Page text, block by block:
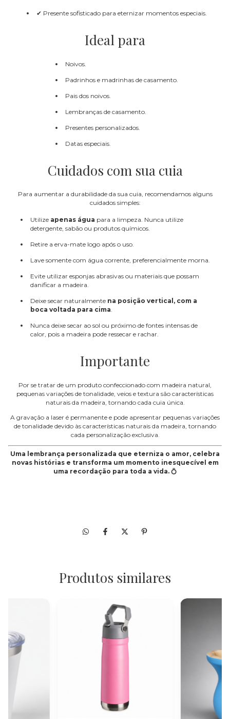
✔ Presente sofisticado para eternizar momentos especiais.
Ideal para
Noivos.
Padrinhos e madrinhas de casamento.
Pais dos noivos.
Lembranças de casamento.
Presentes personalizados.
Datas especiais.
Cuidados com sua cuia
Para aumentar a durabilidade da sua cuia, recomendamos alguns
cuidados simples:
Utilize apenas água para a limpeza. Nunca utilize
detergente, sabão ou produtos químicos.
Retire a erva-mate logo após o uso.
Lave somente com água corrente, preferencialmente morna.
Evite utilizar esponjas abrasivas ou materiais que possam
danificar a madeira.
Deixe secar naturalmente na posição vertical, com a
boca voltada para cima.
Nunca deixe secar ao sol ou próximo de fontes intensas de
calor, pois a madeira pode ressecar e rachar.
Importante
Por se tratar de um produto confeccionado com madeira natural,
pequenas variações de tonalidade, veios e textura são características
naturais da madeira, tornando cada cuia única.
A gravação a laser é permanente e pode apresentar pequenas variações
de tonalidade devido às características naturais da madeira, tornando
cada personalização exclusiva.
Uma lembrança personalizada que eterniza o amor, celebra
novas histórias e transforma um momento inesquecível em
uma recordação para toda a vida.💍
Produtos similares